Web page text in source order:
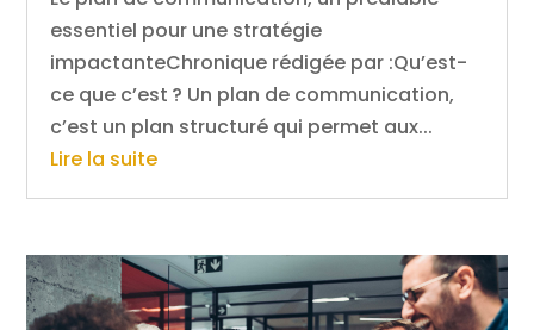
essentiel pour une stratégie
impactanteChronique rédigée par :Qu’est-
ce que c’est ? Un plan de communication,
c’est un plan structuré qui permet aux...
Lire la suite